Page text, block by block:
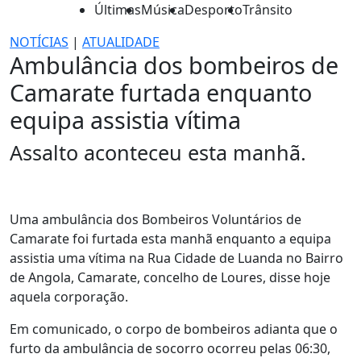
ÚltimasMúsicaDesportoTrânsito
NOTÍCIAS | ATUALIDADE
Ambulância dos bombeiros de
Camarate furtada enquanto
equipa assistia vítima
Assalto aconteceu esta manhã.
Uma ambulância dos Bombeiros Voluntários de
Camarate foi furtada esta manhã enquanto a equipa
assistia uma vítima na Rua Cidade de Luanda no Bairro
de Angola, Camarate, concelho de Loures, disse hoje
aquela corporação.
Em comunicado, o corpo de bombeiros adianta que o
furto da ambulância de socorro ocorreu pelas 06:30,